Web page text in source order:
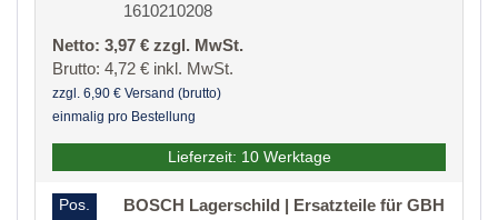
1610210208
Netto: 3,97 € zzgl. MwSt.
Brutto: 4,72 € inkl. MwSt.
zzgl. 6,90 € Versand (brutto)
einmalig pro Bestellung
Lieferzeit: 10 Werktage
Pos.
BOSCH Lagerschild | Ersatzteile für GBH